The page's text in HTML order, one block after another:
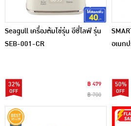
Seagull เครื่องต้มไข่รุ่น อีซี่ไลฟ์ รุ่น
SEB-001-CR
32%
฿ 479
฿ 700
อเนก
50%